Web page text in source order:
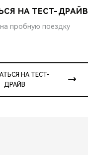
НА ТЕСТ-ДРАЙВ
пробную поездку
НА ТЕСТ-
ДРАЙВ